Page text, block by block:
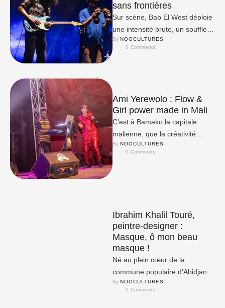
sans frontières
Sur scène, Bab El West déploie
une intensité brute, un souffle
puissant qui n’a d’égal que
By NOOCULTURES
0 Comments
Ami Yerewolo : Flow &
Girl power made in Mali
C’est à Bamako la capitale
malienne, que la créativité
d’Ami se libère. Son parcours
By NOOCULTURES
0 Comments
Ibrahim Khalil Touré,
peintre-designer :
Masque, ô mon beau
masque !
Né au plein cœur de la
commune populaire d’Abidjan,
Abobo (plus d’un million
By NOOCULTURES
0 Comments